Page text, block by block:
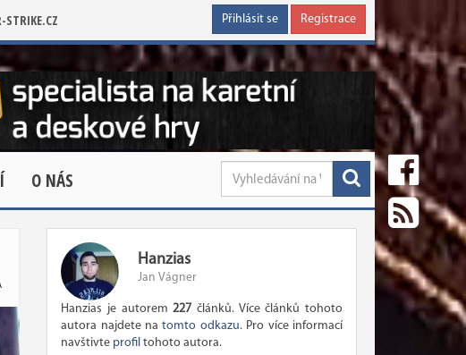
STRIKE.CZ Přihlásit se Registrace
O NÁS
Hanzias
Jan Vágner
Hanzias je autorem227 článků. Více článků tohoto
autora najdete natomto odkazu. Pro více informací
navštivte profil tohoto autora.